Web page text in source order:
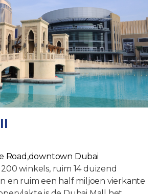
Road,downtown Dubai
winkels, ruim 14 duizend
en ruim een half miljoen vierkante